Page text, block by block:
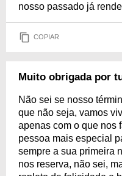
nosso passado já
COPIAR
Muito obrigada por
Não sei se nosso
que não seja, vamos
apenas com o que nos
pessoa mais especial
sempre a sua primeira
nos reserva, não sei,